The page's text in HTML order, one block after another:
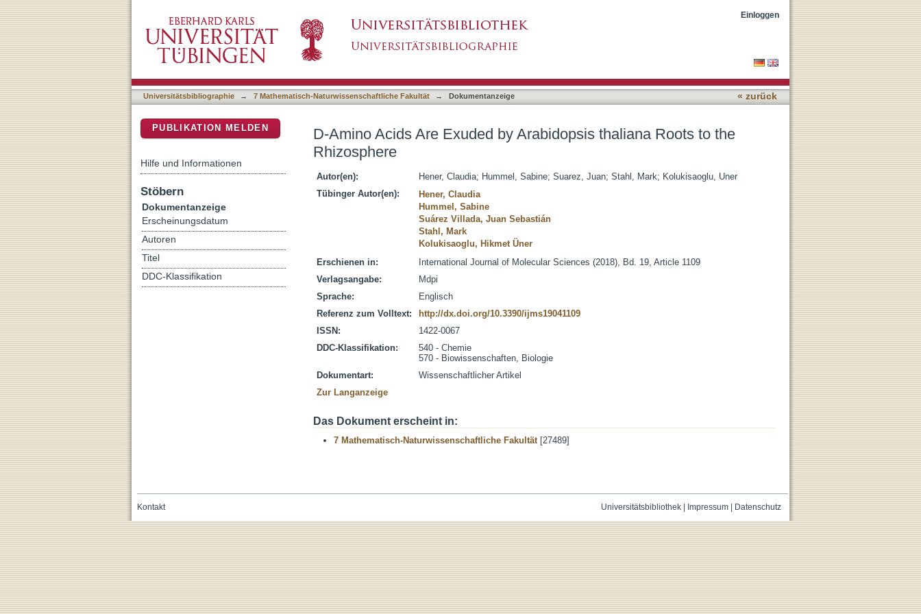
Einloggen
Universitätsbibliographie → 7 Mathematisch-Naturwissenschaftliche Fakultät → Dokumentanzeige « zurück
D-Amino Acids Are Exuded by Arabidopsis thaliana Roots to the
Rhizosphere
Autor(en): Hener, Claudia; Hummel, Sabine; Suarez, Juan; Stahl, Mark; Kolukisaoglu, Uner
Tübinger Autor(en):
Hener, Claudia
Hummel, Sabine
Suárez Villada, Juan Sebastián
Stahl, Mark
Kolukisaoglu, Hikmet Üner
Erschienen in:
International Journal of Molecular Sciences (2018), Bd. 19, Article 1109
Verlagsangabe:
Mdpi
Sprache:
Englisch
Referenz zum Volltext:
http://dx.doi.org/10.3390/ijms19041109
ISSN:
1422-0067
DDC-Klassifikation:
540 - Chemie
570 - Biowissenschaften, Biologie
Dokumentart:
Wissenschaftlicher Artikel
Zur Langanzeige
Das Dokument erscheint in:
7 Mathematisch-Naturwissenschaftliche Fakultät[27489]
PUBLIKATION MELDEN
Hilfe und Informationen
Stöbern
Dokumentanzeige
Erscheinungsdatum
Autoren
Titel
DDC-Klassifikation
Universitätsbibliothek| Impressum| Datenschutz
Kontakt